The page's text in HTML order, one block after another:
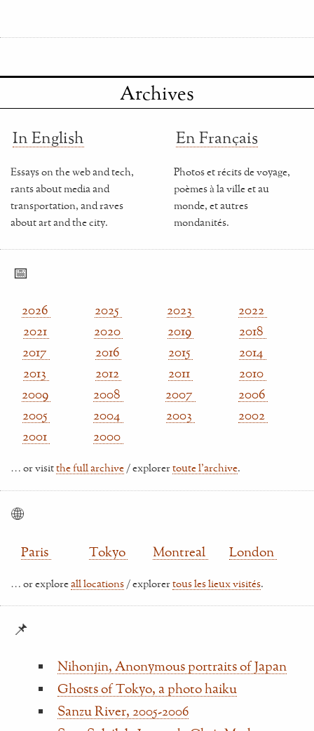
Archives
In English
Essays on the web and tech,
rants about media and
transportation, and raves
about art and the city.
En Français
Photos et récits de voyage,
poèmes à la ville et au
monde, et autres
mondanités.
📅
2026 2025 2023
2022
2021
2020 2019
2018
2017
2016 2015
2014
2013
2012 2011
2010
2009
2008 2007
2006
2005
2004 2003
2002
2001
2000
… or visitthe full archive / explorertoute l'archive.
🌐
Paris Tokyo Montreal London
… or exploreall locations / explorertous les lieux visités.
📌
Nihonjin, Anonymous portraits of Japan
Ghosts of Tokyo, a photo haiku
Sanzu River, 2005-2006